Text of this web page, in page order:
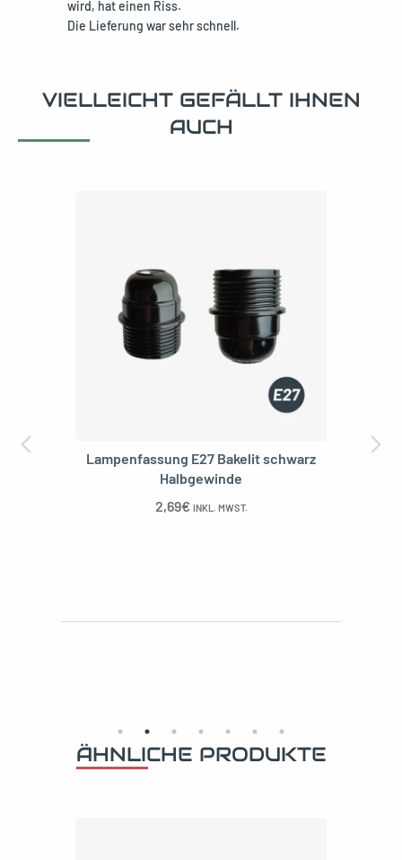
wird, hat einen Riss.
Die Lieferung war sehr schnell.
VIELLEICHT GEFÄLLT IHNEN
AUCH
Kit E27 Buchse männlich Stahlring für
Fitting
13,70€–18,40€ INKL. MWST.
ÄHNLICHE PRODUKTE